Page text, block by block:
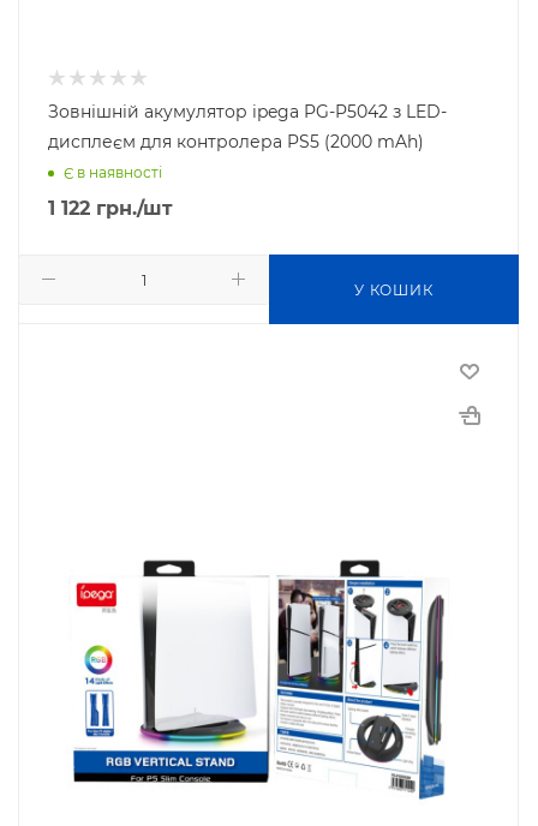
Зовнішній акумулятор ipega PG-P5042 з LED-
дисплеєм для контролера PS5 (2000 mAh)
Є в наявності
1 122 грн./шт
У КОШИК